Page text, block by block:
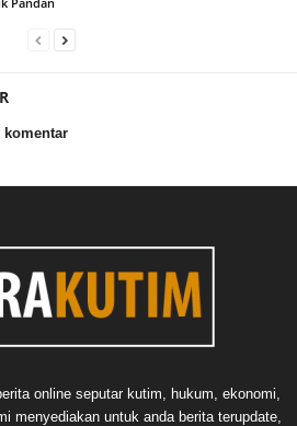
online seputar kutim, hukum, ekonomi,
menyediakan untuk anda berita terupdate,